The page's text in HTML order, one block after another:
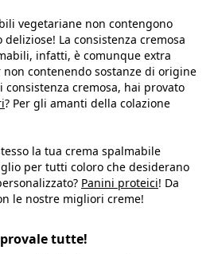
vegetariane non contengono
La consistenza cremosa
infatti, è comunque extra
contenendo sostanze di origine
consistenza cremosa, hai provato
? Per gli amanti della colazione
la tua crema spalmabile
per tutti coloro che desiderano
Panini proteici! Da
le nostre migliori creme!
tutte!